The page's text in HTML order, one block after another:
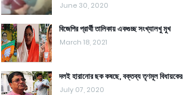
June 30, 2020
বিজেপির প্রার্থী তালিকায় একগুচ্ছ সংখ্যালখু মুখ
March 18, 2021
দলই হারানোর ছক কষছে, বক্তব্য তৃণমূল বিধায়কের
July 07, 2020